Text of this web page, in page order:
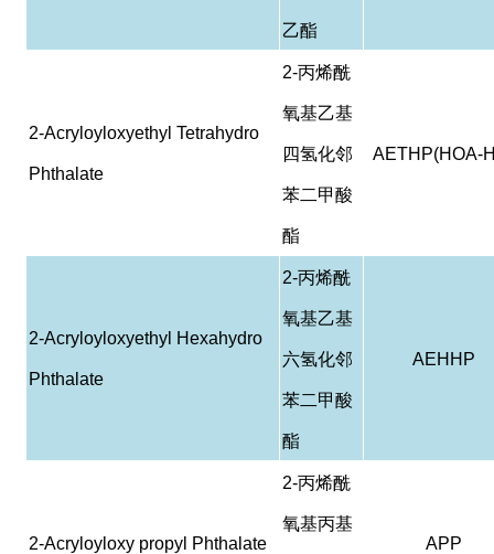
乙酯
2-Acryloyloxyethyl Tetrahydro
Phthalate
2-丙烯酰
氧基乙基
四氢化邻
苯二甲酸
酯
AETHP(HOA-
2-Acryloyloxyethyl Hexahydro
Phthalate
2-丙烯酰
氧基乙基
六氢化邻
苯二甲酸
酯
AEHHP
2-Acryloyloxy propyl Phthalate
2-丙烯酰
氧基丙基
APP